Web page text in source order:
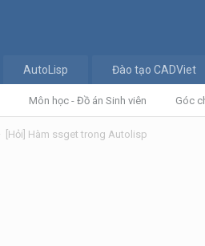
Môn học - Đồ án Sinh viên Góc
AutoLisp Đào tạo CADViet
[Hỏi] Hàm ssget trong Autolisp